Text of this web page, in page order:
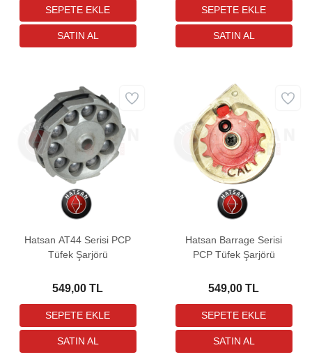
Hatsan AT44 Serisi PCP
Tüfek Şarjörü
549,00 TL
Hatsan Barrage Serisi
PCP Tüfek Şarjörü
549,00 TL